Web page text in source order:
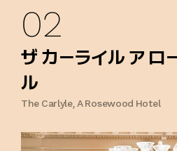
02
ザ カーライル ア ロ
ル
The Carlyle, A Rosewood Hotel